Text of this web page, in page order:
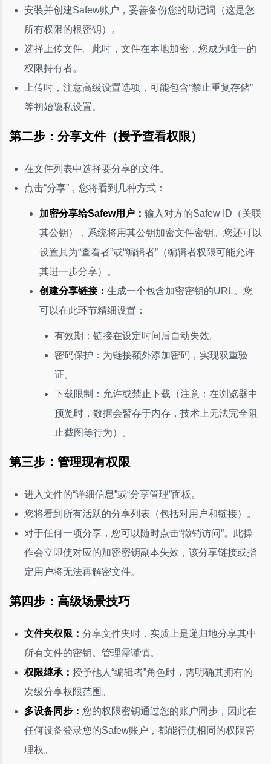
安装并创建Safew账户，妥善备份您的助记词（这是您
所有权限的根密钥）。
选择上传文件。此时，文件在本地加密，您成为唯一的
权限持有者。
上传时，注意高级设置选项，可能包含“禁止重复存储”
等初始隐私设置。
第二步：分享文件（授予查看权限）
在文件列表中选择要分享的文件。
点击“分享”，您将看到几种方式：
加密分享给Safew用户： 输入对方的Safew ID（关联
其公钥），系统将用其公钥加密文件密钥。您还可以
设置其为“查看者”或“编辑者”（编辑者权限可能允许
其进一步分享）。
创建分享链接： 生成一个包含加密密钥的URL。您
可以在此环节精细设置：
有效期：链接在设定时间后自动失效。
密码保护：为链接额外添加密码，实现双重验
证。
下载限制：允许或禁止下载（注意：在浏览器中
预览时，数据会暂存于内存，技术上无法完全阻
止截图等行为）。
第三步：管理现有权限
进入文件的“详细信息”或“分享管理”面板。
您将看到所有活跃的分享列表（包括对用户和链接）。
对于任何一项分享，您可以随时点击“撤销访问”。此操
作会立即使对应的加密密钥副本失效，该分享链接或指
定用户将无法再解密文件。
第四步：高级场景技巧
文件夹权限： 分享文件夹时，实质上是递归地分享其中
所有文件的密钥。管理需谨慎。
权限继承： 授予他人“编辑者”角色时，需明确其拥有的
次级分享权限范围。
多设备同步： 您的权限密钥通过您的账户同步，因此在
任何设备登录您的Safew账户，都能行使相同的权限管
理权。